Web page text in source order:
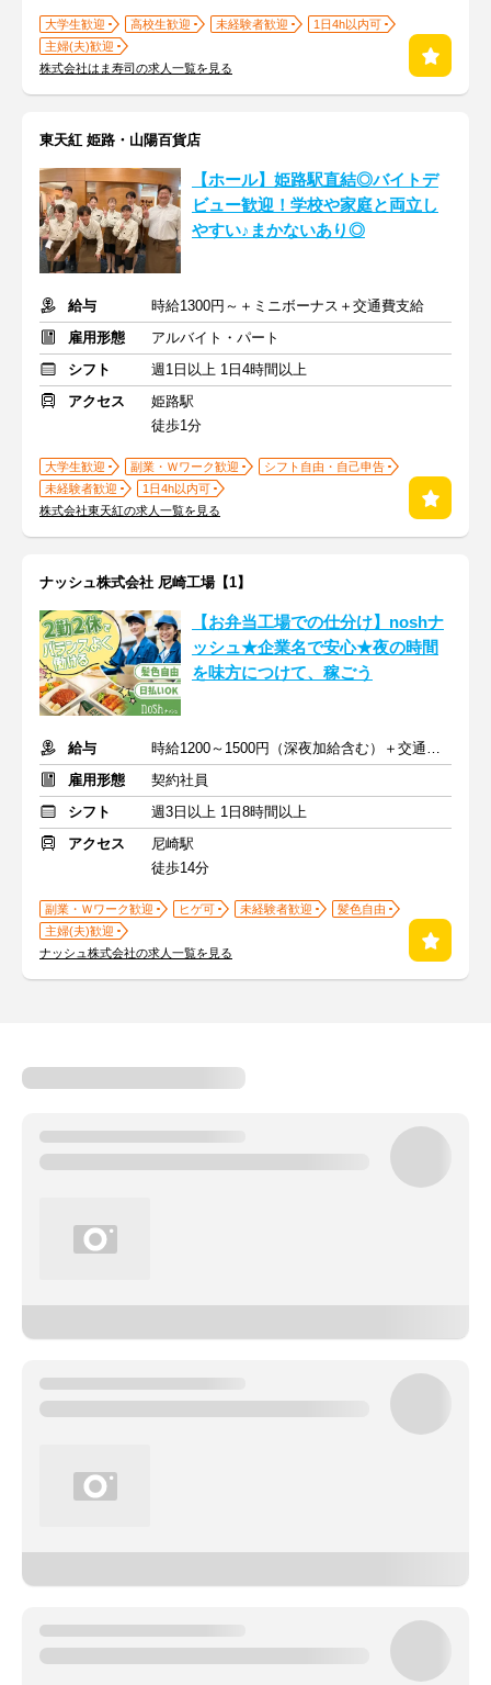
大学生歓迎 高校生歓迎 未経験者歓迎
1日4h以内可
主婦(夫)歓迎
株式会社はま寿司の求人一覧を見る
東天紅 姫路・山陽百貨店
【ホール】姫路駅直結◎バイトデ
ビュー歓迎！学校や家庭と両立し
やすい♪まかないあり◎
給与
時給1300円～＋ミニボーナス＋交通費支給
雇用形態
アルバイト・パート
シフト
週1日以上 1日4時間以上
アクセス
姫路駅
徒歩1分
大学生歓迎 副業・Ｗワーク歓迎
シフト自由・自己申告
未経験者歓迎
1日4h以内可
株式会社東天紅の求人一覧を見る
ナッシュ株式会社 尼崎工場【1】
【お弁当工場での仕分け】noshナ
ッシュ★企業名で安心★夜の時間
を味方につけて、稼ごう
給与
時給1200～1500円（深夜加給含む）＋交通費支給
雇用形態
契約社員
シフト
週3日以上 1日8時間以上
アクセス
尼崎駅
徒歩14分
副業・Ｗワーク歓迎 ヒゲ可 未経験者歓迎
髪色自由
主婦(夫)歓迎
ナッシュ株式会社の求人一覧を見る